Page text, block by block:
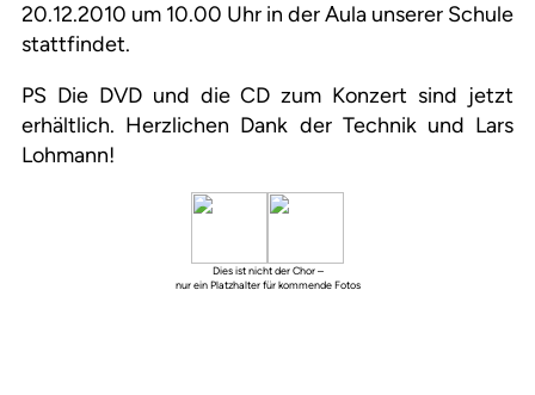
20.12.2010 um 10.00 Uhr in der Aula unserer Schule
stattfindet.
PS Die DVD und die CD zum Konzert sind jetzt
erhältlich. Herzlichen Dank der Technik und Lars
Lohmann!
Dies ist nicht der Chor –
nur ein Platzhalter für kommende Fotos